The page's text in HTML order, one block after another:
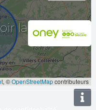
la carte
, ©OpenStreetMapcontributeurs